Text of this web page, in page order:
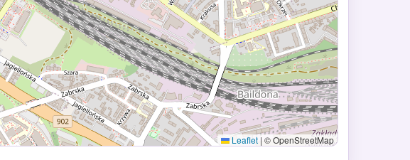
Leaflet | © OpenStreetMap